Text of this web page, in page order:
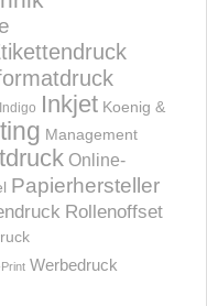
Inkjet Koenig &
Management
Online-
Papierhersteller
Rollenoffset
Werbedruck